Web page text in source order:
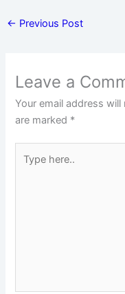
← Previous Post
Leave a
Your email address
are marked *
here..